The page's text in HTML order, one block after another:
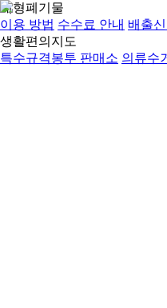
대형폐기물
이용 방법 수수료 안내 배출
생활편의지도
특수규격봉투 판매소 의류수